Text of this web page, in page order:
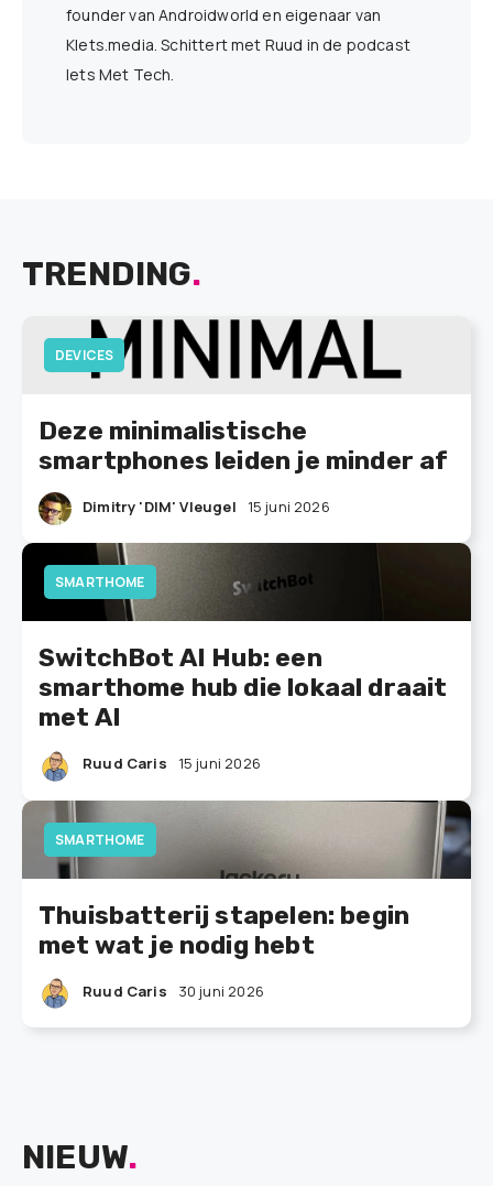
founder van Androidworld en eigenaar van
Klets.media. Schittert met Ruud in de podcast
Iets Met Tech.
TRENDING.
DEVICES
Deze minimalistische
smartphones leiden je minder af
Dimitry 'DIM' Vleugel 15 juni 2026
SMARTHOME
SwitchBot AI Hub: een
smarthome hub die lokaal draait
met AI
Ruud Caris 15 juni 2026
SMARTHOME
Thuisbatterij stapelen: begin
met wat je nodig hebt
Ruud Caris 30 juni 2026
NIEUW.